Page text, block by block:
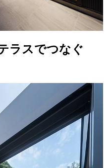
ラスでつなぐ